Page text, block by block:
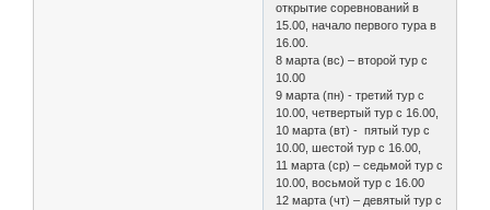
открытие соревнований в
15.00, начало первого тура в
16.00.
8 марта (вс) – второй тур с
10.00
9 марта (пн) - третий тур с
10.00, четвертый тур с 16.00,
10 марта (вт) - пятый тур с
10.00, шестой тур с 16.00,
11 марта (ср) – седьмой тур с
10.00, восьмой тур с 16.00
12 марта (чт) – девятый тур с